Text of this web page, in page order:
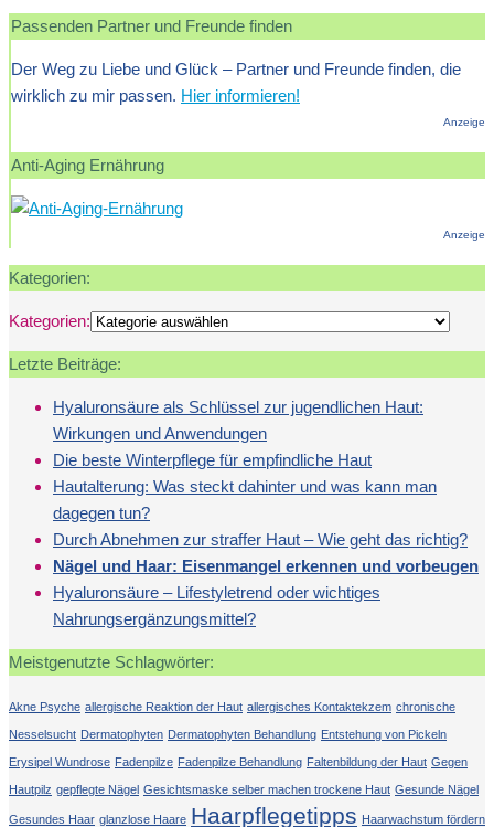
Passenden Partner und Freunde finden
Der Weg zu Liebe und Glück – Partner und Freunde finden, die
wirklich zu mir passen. Hier informieren!
Anzeige
Anti-Aging Ernährung
Anzeige
Kategorien:
Kategorien:
Letzte Beiträge:
Hyaluronsäure als Schlüssel zur jugendlichen Haut:
Wirkungen und Anwendungen
Die beste Winterpflege für empfindliche Haut
Hautalterung: Was steckt dahinter und was kann man
dagegen tun?
Durch Abnehmen zur straffer Haut – Wie geht das richtig?
Nägel und Haar: Eisenmangel erkennen und vorbeugen
Hyaluronsäure – Lifestyletrend oder wichtiges
Nahrungsergänzungsmittel?
Meistgenutzte Schlagwörter:
Akne Psyche allergische Reaktion der Haut allergisches Kontaktekzem chronische
Nesselsucht Dermatophyten Dermatophyten Behandlung Entstehung von Pickeln
Erysipel Wundrose Fadenpilze Fadenpilze Behandlung Faltenbildung der Haut Gegen
Hautpilz gepflegte Nägel Gesichtsmaske selber machen trockene Haut Gesunde Nägel
Gesundes Haar glanzlose Haare Haarpflegetipps Haarwachstum fördern